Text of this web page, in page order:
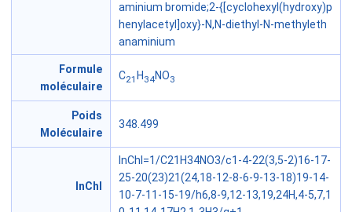
aminium bromide;2-{[cyclohexyl(hydroxy)p
henylacetyl]oxy}-N,N-diethyl-N-methyleth
anaminium
Formule
moléculaire
C21 H 34NO3
Poids
Moléculaire
348.499
InChl
InChI=1/C21H34NO3/c1-4-22(3,5-2)16-17-
25-20(23)21(24,18-12-8-6-9-13-18)19-14-
10-7-11-15-19/h6,8-9,12-13,19,24H,4-5,7,1